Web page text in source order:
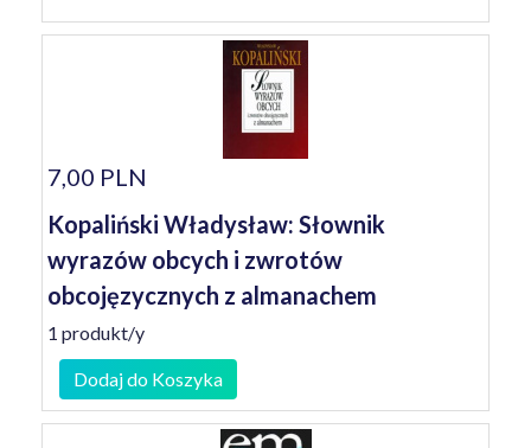
7,00 PLN
Kopaliński Władysław: Słownik
wyrazów obcych i zwrotów
obcojęzycznych z almanachem
1 produkt/y
Dodaj do Koszyka